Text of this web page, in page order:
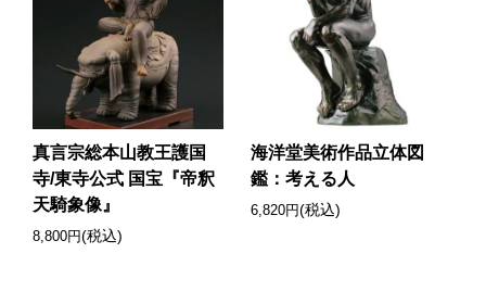
真言宗総本山教王護国
寺/東寺公式 国宝『帝釈
天騎象像』
8,800円(税込)
海洋堂美術作品立体図
鑑：考える人
6,820円(税込)